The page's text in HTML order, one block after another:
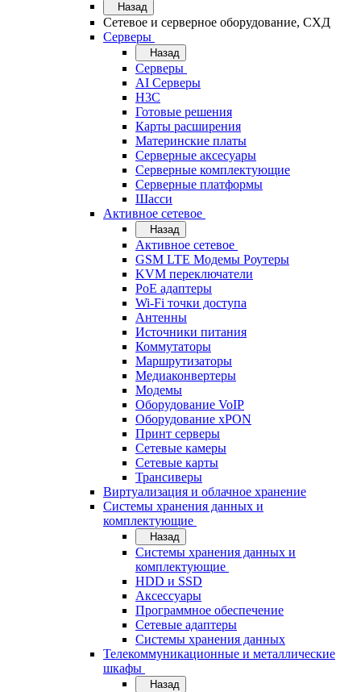
Назад
Сетевое и серверное оборудование, СХД
Cерверы
Назад
Cерверы
AI Серверы
H3C
Готовые решения
Карты расширения
Материнские платы
Серверные аксесуары
Серверные комплектующие
Серверные платформы
Шасси
Активное сетевое
Назад
Активное сетевое
GSM LTE Модемы Роутеры
KVM переключатели
PoE адаптеры
Wi-Fi точки доступа
Антенны
Источники питания
Коммутаторы
Маршрутизаторы
Медиаконвертеры
Модемы
Оборудование VoIP
Оборудование xPON
Принт серверы
Сетевые камеры
Сетевые карты
Трансиверы
Виртуализация и облачное хранение
Системы хранения данных и
комплектующие
Назад
Системы хранения данных и
комплектующие
HDD и SSD
Аксессуары
Программное обеспечение
Сетевые адаптеры
Системы хранения данных
Телекоммуникационные и металлические
шкафы
Назад